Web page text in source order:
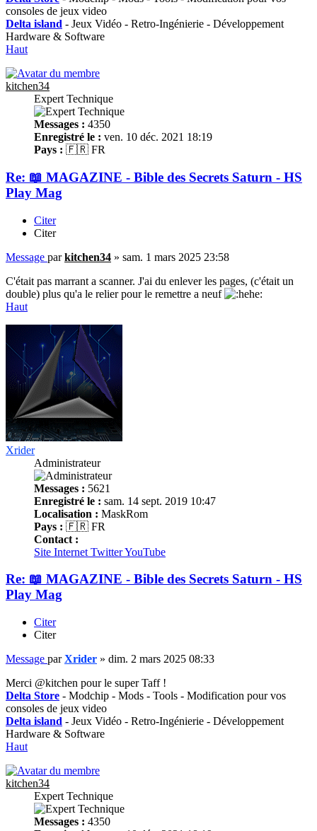
consoles de jeux video
Delta island - Jeux Vidéo - Retro-Ingénierie - Développement
Hardware & Software
Haut
kitchen34
Expert Technique
Messages : 4350
Enregistré le : ven. 10 déc. 2021 18:19
Pays : 🇫🇷 FR
Re: 📖 MAGAZINE - Bible des Secrets Saturn - HS
Play Mag
Citer
Citer
Message parkitchen34 » sam. 1 mars 2025 23:58
C'était pas marrant a scanner. J'ai du enlever les pages, (c'était un
double) plus qu'a le relier pour le remettre a neuf
Haut
Xrider
Administrateur
Messages : 5621
Enregistré le : sam. 14 sept. 2019 10:47
Localisation : MaskRom
Pays : 🇫🇷 FR
Contact :
Site Internet TwitterYouTube
Re: 📖 MAGAZINE - Bible des Secrets Saturn - HS
Play Mag
Citer
Citer
Message parXrider » dim. 2 mars 2025 08:33
Merci @kitchen pour le super Taff !
Delta Store - Modchip - Mods - Tools - Modification pour vos
consoles de jeux video
Delta island - Jeux Vidéo - Retro-Ingénierie - Développement
Hardware & Software
Haut
kitchen34
Expert Technique
Messages : 4350